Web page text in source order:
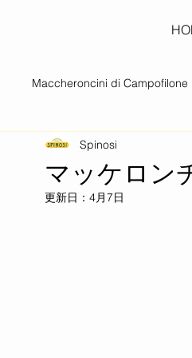
Maccheroncini di Campofilone
マッケロン
Spinosi
更新日： 4月7日